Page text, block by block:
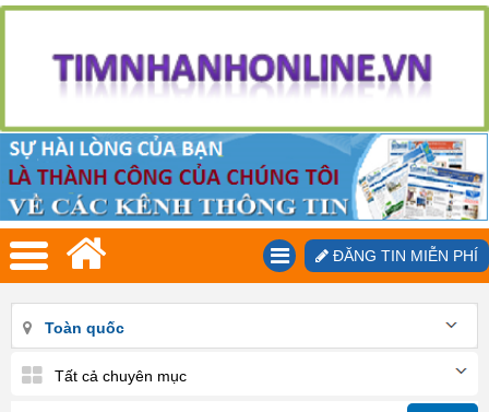
ĐĂNG TIN MIỄN PHÍ
Toàn quốc
Tất cả chuyên mục